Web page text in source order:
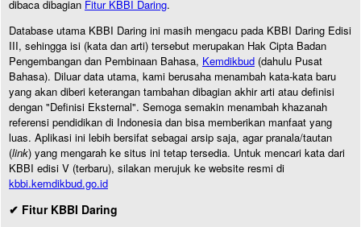
dibaca dibagian Fitur KBBI Daring.
Database utama KBBI Daring ini masih mengacu pada KBBI Daring Edisi
III, sehingga isi (kata dan arti) tersebut merupakan Hak Cipta Badan
Pengembangan dan Pembinaan Bahasa, Kemdikbud (dahulu Pusat
Bahasa). Diluar data utama, kami berusaha menambah kata-kata baru
yang akan diberi keterangan tambahan dibagian akhir arti atau definisi
dengan "Definisi Eksternal". Semoga semakin menambah khazanah
referensi pendidikan di Indonesia dan bisa memberikan manfaat yang
luas. Aplikasi ini lebih bersifat sebagai arsip saja, agar pranala/tautan
(link) yang mengarah ke situs ini tetap tersedia. Untuk mencari kata dari
KBBI edisi V (terbaru), silakan merujuk ke website resmi di
kbbi.kemdikbud.go.id
✔ Fitur KBBI Daring